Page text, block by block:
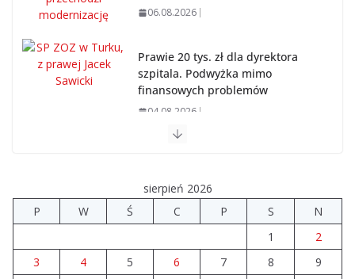
06.08.2026
Prawie 20 tys. zł dla dyrektora
szpitala. Podwyżka mimo
finansowych problemów
04.08.2026
Wiata Wielkopolska. Dotacje nawet do 300 tys. zł
sierpień 2026
P
W Ś C P S
N
1
2
3
4 5 6 7 8
9